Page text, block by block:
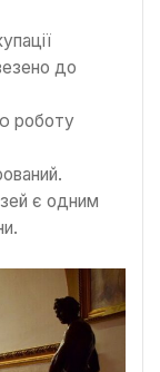
до
роботу
є одним